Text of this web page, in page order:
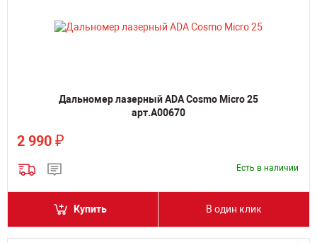
Дальномер лазерный ADA Cosmo Micro 25
арт.А00670
2 990 ₽
Есть в наличии
Купить В один клик